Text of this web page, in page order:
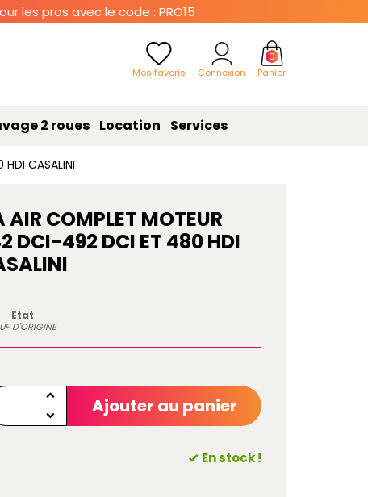
les pros avec le code : PRO15
Mes favoris Connexion
0
Panier
2 roues Location Services
CASALINI
AIR COMPLET MOTEUR
DCI-492 DCI ET 480 HDI
Etat
D'ORIGINE
Ajouter au panier
En stock !